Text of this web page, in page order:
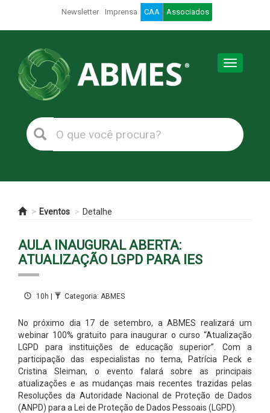
Newsletter Imprensa CAA Associados
Toggle
Eventos Detalhe
AULA INAUGURAL ABERTA:
ATUALIZAÇÃO LGPD PARA IES
10h | Categoria: ABMES
No próximo dia 17 de setembro, a ABMES realizará um
webinar 100% gratuito para inaugurar o curso “Atualização
LGPD para instituições de educação superior”. Com a
participação das especialistas no tema, Patrícia Peck e
Cristina Sleiman, o evento falará sobre as principais
atualizações e as mudanças mais recentes trazidas pelas
Resoluções da Autoridade Nacional de Proteção de Dados
(ANPD) para a Lei de Proteção de Dados Pessoais (LGPD).